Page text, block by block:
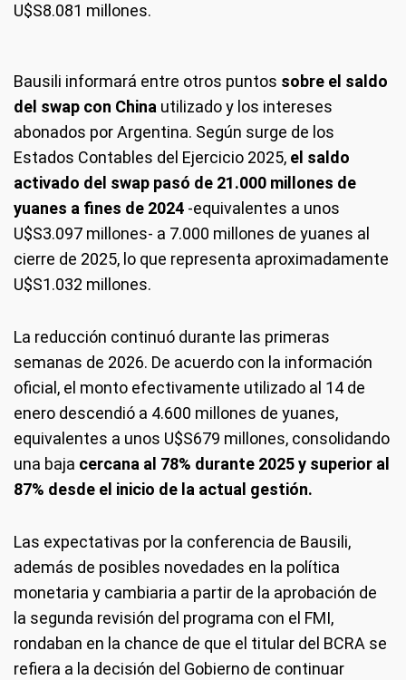
U$S8.081 millones.
Bausili informará entre otros puntos sobre el saldo
del swap con China utilizado y los intereses
abonados por Argentina. Según surge de los
Estados Contables del Ejercicio 2025, el saldo
activado del swap pasó de 21.000 millones de
yuanes a fines de 2024 -equivalentes a unos
U$S3.097 millones- a 7.000 millones de yuanes al
cierre de 2025, lo que representa aproximadamente
U$S1.032 millones.
La reducción continuó durante las primeras
semanas de 2026. De acuerdo con la información
oficial, el monto efectivamente utilizado al 14 de
enero descendió a 4.600 millones de yuanes,
equivalentes a unos U$S679 millones, consolidando
una baja cercana al 78% durante 2025 y superior al
87% desde el inicio de la actual gestión.
Las expectativas por la conferencia de Bausili,
además de posibles novedades en la política
monetaria y cambiaria a partir de la aprobación de
la segunda revisión del programa con el FMI,
rondaban en la chance de que el titular del BCRA se
refiera a la decisión del Gobierno de continuar